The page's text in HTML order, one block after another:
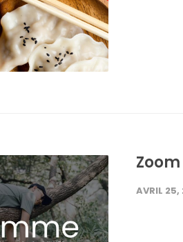
AVRIL 25,